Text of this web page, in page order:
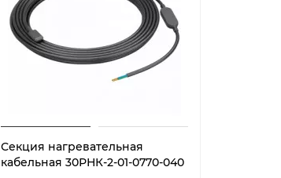
Секция нагревательная
кабельная 30РНК-2-01-0770-040